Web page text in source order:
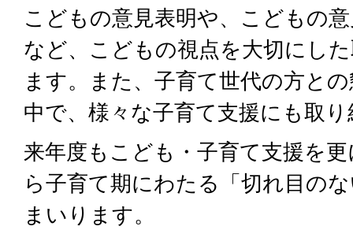
こどもの意見表明や、こどもの
など、こどもの視点を大切にし
ます。また、子育て世代の方と
中で、様々な子育て支援にも取
来年度もこども・子育て支援を
ら子育て期にわたる「切れ目の
まいります。